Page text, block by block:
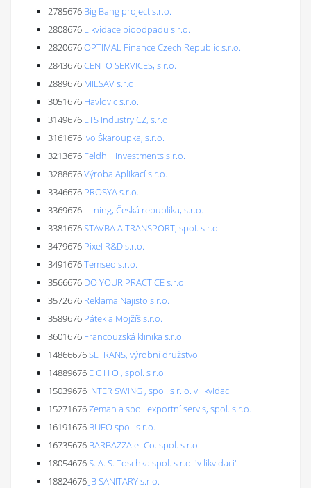
2785676 Big Bang project s.r.o.
2808676 Likvidace bioodpadu s.r.o.
2820676OPTIMAL Finance Czech Republic s.r.o.
2843676CENTO SERVICES, s.r.o.
2889676 MILSAV s.r.o.
3051676 Havlovic s.r.o.
3149676 ETS Industry CZ, s.r.o.
3161676 Ivo Škaroupka, s.r.o.
3213676 Feldhill Investments s.r.o.
3288676Výroba Aplikací s.r.o.
3346676 PROSYA s.r.o.
3369676 Li-ning, Česká republika, s.r.o.
3381676STAVBA A TRANSPORT, spol. s r.o.
3479676 Pixel R&D s.r.o.
3491676Temseo s.r.o.
3566676 DO YOUR PRACTICE s.r.o.
3572676 Reklama Najisto s.r.o.
3589676 Pátek a Mojžíš s.r.o.
3601676 Francouzská klinika s.r.o.
14866676SETRANS, výrobní družstvo
14889676 E C H O , spol. s r.o.
15039676 INTER SWING , spol. s r. o. v likvidaci
15271676Zeman a spol. exportní servis, spol. s.r.o.
16191676 BUFO spol. s r.o.
16735676 BARBAZZA et Co. spol. s r.o.
18054676S. A. S. Toschka spol. s r.o. 'v likvidaci'
18824676 JB SANITARY s.r.o.